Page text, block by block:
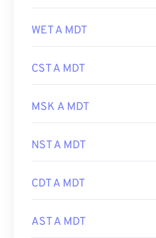
WET A MDT
CST A MDT
MSK A MDT
NST A MDT
CDT A MDT
AST A MDT